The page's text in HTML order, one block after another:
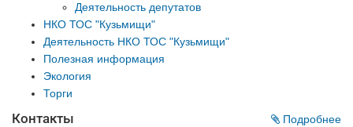
Деятельность депутатов
НКО ТОС "Кузьмищи"
Деятельность НКО ТОС "Кузьмищи"
Полезная информация
Экология
Торги
Контакты Подробнее